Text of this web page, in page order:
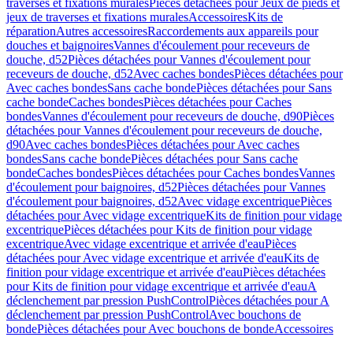
traverses et fixations muralesPièces détachées pour Jeux de pieds et
jeux de traverses et fixations muralesAccessoiresKits de
réparationAutres accessoiresRaccordements aux appareils pour
douches et baignoiresVannes d'écoulement pour receveurs de
douche, d52Pièces détachées pour Vannes d'écoulement pour
receveurs de douche, d52Avec caches bondesPièces détachées pour
Avec caches bondesSans cache bondePièces détachées pour Sans
cache bondeCaches bondesPièces détachées pour Caches
bondesVannes d'écoulement pour receveurs de douche, d90Pièces
détachées pour Vannes d'écoulement pour receveurs de douche,
d90Avec caches bondesPièces détachées pour Avec caches
bondesSans cache bondePièces détachées pour Sans cache
bondeCaches bondesPièces détachées pour Caches bondesVannes
d'écoulement pour baignoires, d52Pièces détachées pour Vannes
d'écoulement pour baignoires, d52Avec vidage excentriquePièces
détachées pour Avec vidage excentriqueKits de finition pour vidage
excentriquePièces détachées pour Kits de finition pour vidage
excentriqueAvec vidage excentrique et arrivée d'eauPièces
détachées pour Avec vidage excentrique et arrivée d'eauKits de
finition pour vidage excentrique et arrivée d'eauPièces détachées
pour Kits de finition pour vidage excentrique et arrivée d'eauA
déclenchement par pression PushControlPièces détachées pour A
déclenchement par pression PushControlAvec bouchons de
bondePièces détachées pour Avec bouchons de bondeAccessoires